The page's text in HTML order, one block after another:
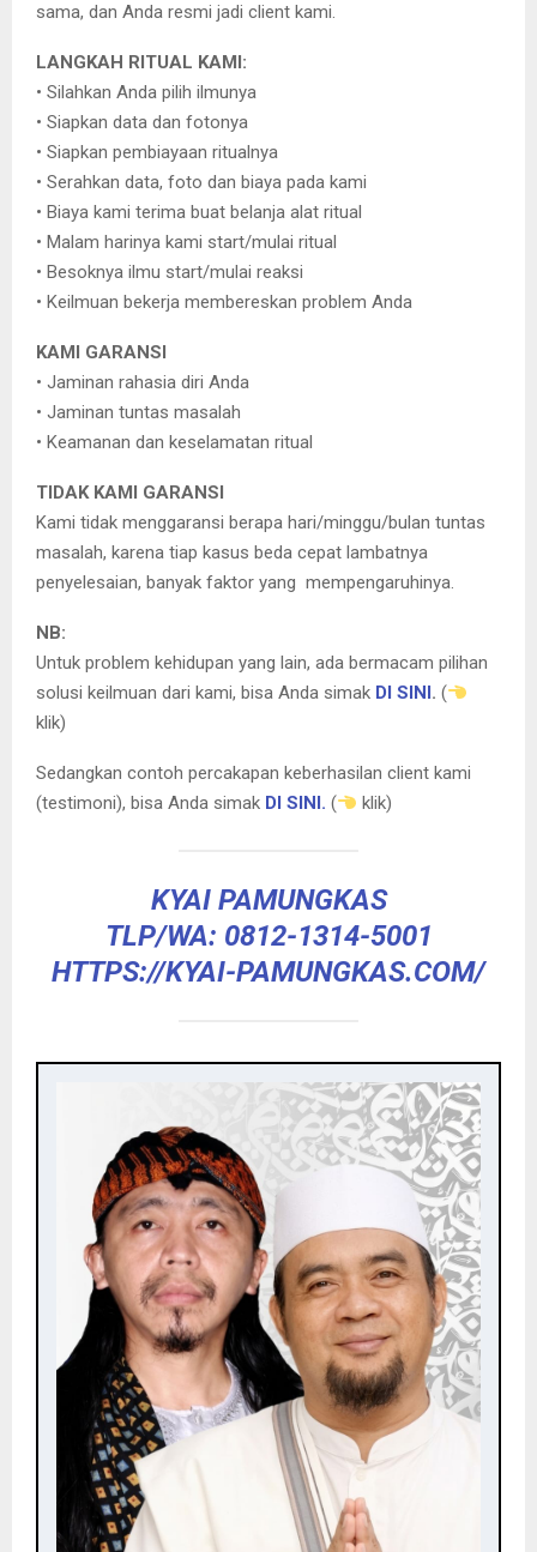
sama, dan Anda resmi jadi client kami.
LANGKAH RITUAL KAMI:
• Silahkan Anda pilih ilmunya
• Siapkan data dan fotonya
• Siapkan pembiayaan ritualnya
• Serahkan data, foto dan biaya pada kami
• Biaya kami terima buat belanja alat ritual
• Malam harinya kami start/mulai ritual
• Besoknya ilmu start/mulai reaksi
• Keilmuan bekerja membereskan problem Anda
KAMI GARANSI
• Jaminan rahasia diri Anda
• Jaminan tuntas masalah
• Keamanan dan keselamatan ritual
TIDAK KAMI GARANSI
Kami tidak menggaransi berapa hari/minggu/bulan tuntas
masalah, karena tiap kasus beda cepat lambatnya
penyelesaian, banyak faktor yang mempengaruhinya.
NB:
Untuk problem kehidupan yang lain, ada bermacam pilihan
solusi keilmuan dari kami, bisa Anda simak DI SINI. (
klik)
Sedangkan contoh percakapan keberhasilan client kami
(testimoni), bisa Anda simak DI SINI. ( klik)
KYAI PAMUNGKAS
TLP/WA: 0812-1314-5001
HTTPS://KYAI-PAMUNGKAS.COM/